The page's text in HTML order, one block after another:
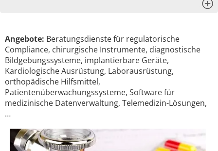
Angebote: Beratungsdienste für regulatorische
Compliance, chirurgische Instrumente, diagnostische
Bildgebungssysteme, implantierbare Geräte,
Kardiologische Ausrüstung, Laborausrüstung,
orthopädische Hilfsmittel,
Patientenüberwachungssysteme, Software für
medizinische Datenverwaltung, Telemedizin-Lösungen,
…